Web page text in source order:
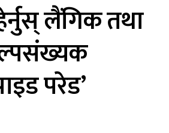
लैंगिक तथा
परेड’